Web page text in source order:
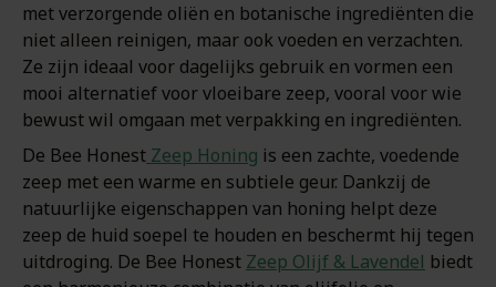
met verzorgende oliën en botanische ingrediënten die
niet alleen reinigen, maar ook voeden en verzachten.
Ze zijn ideaal voor dagelijks gebruik en vormen een
mooi alternatief voor vloeibare zeep, vooral voor wie
bewust wil omgaan met verpakking en ingrediënten.
De Bee Honest Zeep Honing is een zachte, voedende
zeep met een warme en subtiele geur. Dankzij de
natuurlijke eigenschappen van honing helpt deze
zeep de huid soepel te houden en beschermt hij tegen
uitdroging. De Bee Honest Zeep Olijf & Lavendel biedt